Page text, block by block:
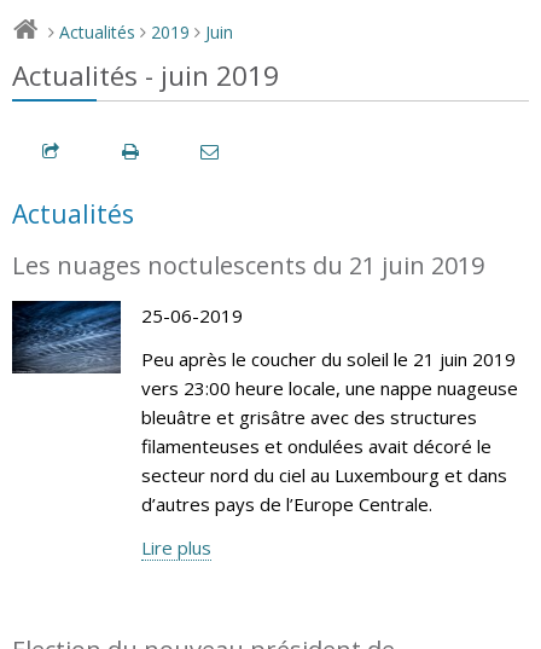
> Actualités > 2019 > Juin
Actualités - juin 2019
Actualités
Les nuages noctulescents du 21 juin 2019
25-06-2019
Peu après le coucher du soleil le 21 juin 2019
vers 23:00 heure locale, une nappe nuageuse
bleuâtre et grisâtre avec des structures
filamenteuses et ondulées avait décoré le
secteur nord du ciel au Luxembourg et dans
d’autres pays de l’Europe Centrale.
Lire plus